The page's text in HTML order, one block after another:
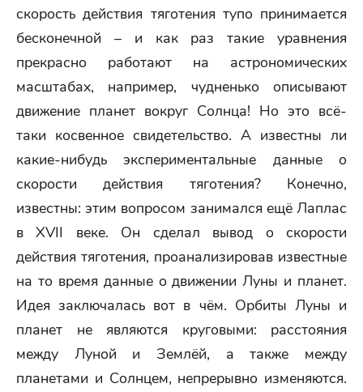
скорость действия тяготения тупо принимается
бесконечной – и как раз такие уравнения
прекрасно работают на астрономических
масштабах, например, чудненько описывают
движение планет вокруг Солнца! Но это всё-
таки косвенное свидетельство. А известны ли
какие-нибудь экспериментальные данные о
скорости действия тяготения? Конечно,
известны: этим вопросом занимался ещё Лаплас
в XVII веке. Он сделал вывод о скорости
действия тяготения, проанализировав известные
на то время данные о движении Луны и планет.
Идея заключалась вот в чём. Орбиты Луны и
планет не являются круговыми: расстояния
между Луной и Землёй, а также между
планетами и Солнцем, непрерывно изменяются.